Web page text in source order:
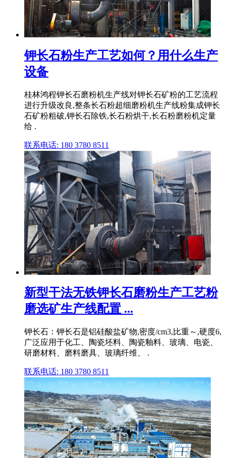
钾长石粉生产工艺如何？用什么生产
设备
桂林鸿程钾长石磨粉机生产线对钾长石矿粉的工艺流程
进行升级改良,整条长石粉超细磨粉机生产线粉集成钾长
石矿粉粗破,钾长石除铁,长石粉烘干,长石粉磨粉机定量
给 .
联系电话: 180 3780 8511
新型干法无铁钾长石磨粉生产工艺粉
磨选矿生产线配置 ...
钾长石：钾长石是铝硅酸盐矿物,密度/cm3,比重～,硬度6,
广泛应用于化工、陶瓷坯料、陶瓷釉料、玻璃、电瓷、
研磨材料、磨料磨具、玻璃纤维、 .
联系电话: 180 3780 8511